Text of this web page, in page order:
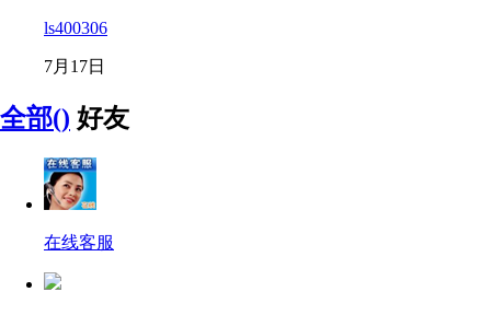
ls400306
7月17日
全部() 好友
在线客服